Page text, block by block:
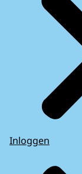
Inloggen